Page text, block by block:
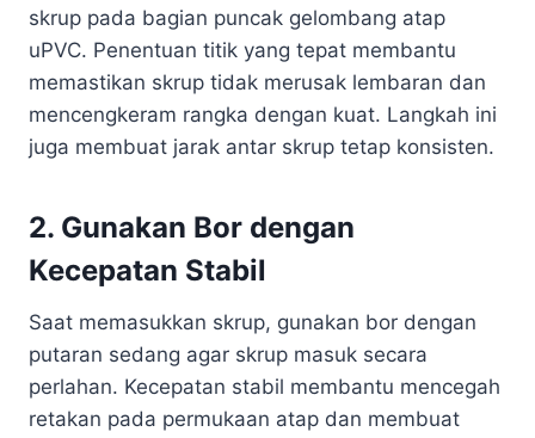
skrup pada bagian puncak gelombang atap
uPVC. Penentuan titik yang tepat membantu
memastikan skrup tidak merusak lembaran dan
mencengkeram rangka dengan kuat. Langkah ini
juga membuat jarak antar skrup tetap konsisten.
2. Gunakan Bor dengan
Kecepatan Stabil
Saat memasukkan skrup, gunakan bor dengan
putaran sedang agar skrup masuk secara
perlahan. Kecepatan stabil membantu mencegah
retakan pada permukaan atap dan membuat